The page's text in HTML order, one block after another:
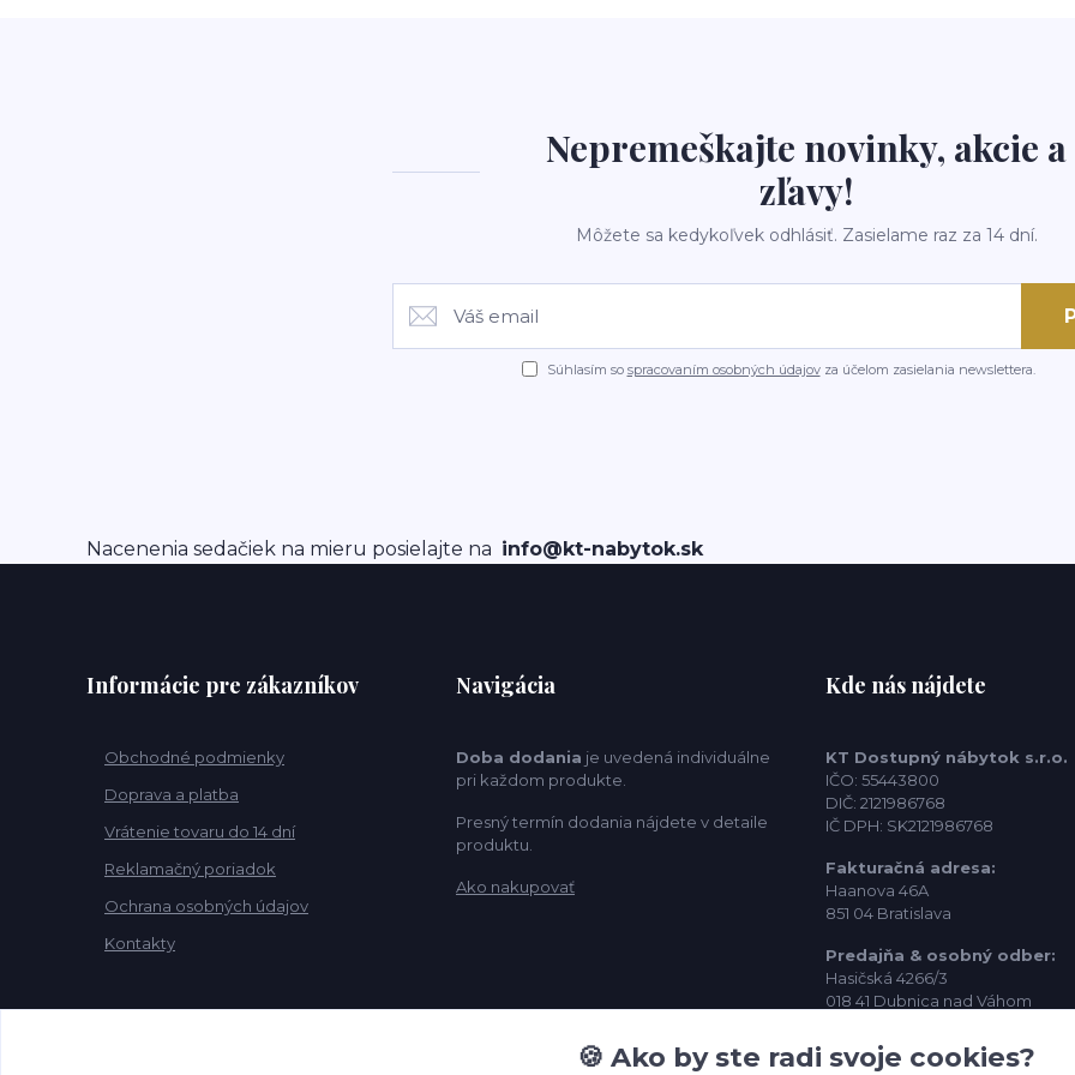
Nepremeškajte novinky, akcie a
zľavy!
Môžete sa kedykoľvek odhlásiť. Zasielame raz za 14 dní.
Súhlasím so spracovaním osobných údajovza účelom zasielania newslettera.
Nacenenia sedačiek na mieru posielajte na info@kt-nabytok.sk
Informácie pre zákazníkov
Obchodné podmienky
Doprava a platba
Vrátenie tovaru do 14 dní
Reklamačný poriadok
Ochrana osobných údajov
Kontakty
Navigácia
Doba dodania je uvedená individuálne
pri každom produkte.
Presný termín dodania nájdete v detaile
produktu.
Ako nakupovať
Kde nás nájdete
KT Dostupný nábytok s.r.o.
IČO: 55443800
DIČ: 2121986768
IČ DPH: SK2121986768
Fakturačná adresa:
Haanova 46A
851 04 Bratislava
Predajňa & osobný odber:
Hasičská 4266/3
018 41 Dubnica nad Váhom
Kontakt:
info@kt-nabytok.sk
🍪 Ako by ste radi svoje cookies?